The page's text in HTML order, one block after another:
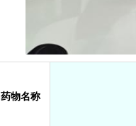
药物名称